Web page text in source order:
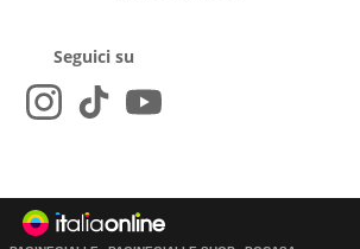
Seguici su